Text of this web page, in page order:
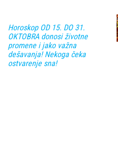
Horoskop OD 15. DO 31.
OKTOBRA donosi životne
promene i jako važna
dešavanja! Nekoga čeka
ostvarenje sna!